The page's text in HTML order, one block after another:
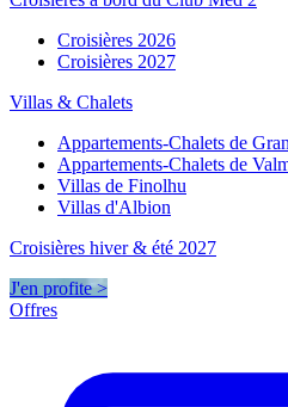
Croisières 2026
Croisières 2027
Villas & Chalets
Appartements-Chalets de
Appartements-Chalets de
Villas de Finolhu
Villas d'Albion
Croisières hiver & été 2027
J'en profite >
Offres